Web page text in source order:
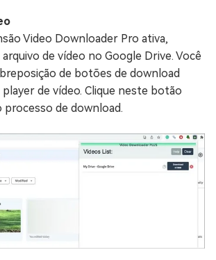
Video Downloader Pro ativa,
de vídeo no Google Drive. Você
de botões de download
de vídeo. Clique neste botão
processo de download.